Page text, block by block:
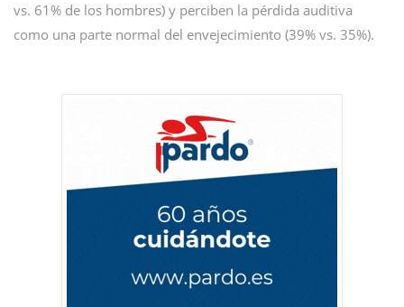
vs. 61% de los hombres) y perciben la pérdida auditiva
como una parte normal del envejecimiento (39% vs. 35%).